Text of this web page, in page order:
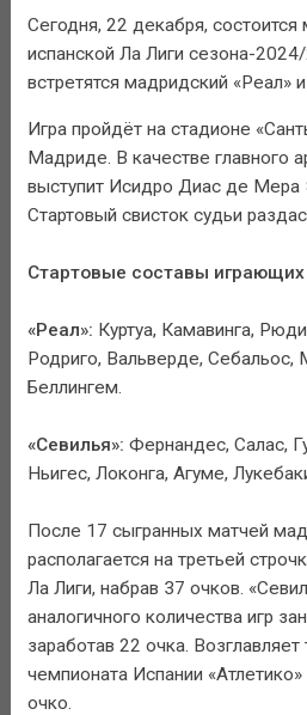
Сегодня, 22 декабря, состоится
испанской Ла Лиги сезона-
встретятся мадридский «Реал»
Игра пройдёт на стадионе
Мадриде. В качестве главного
выступит Исидро Диас де Мера
Стартовый свисток судьи
Стартовые составы
«Реал»: Куртуа, Камавинга,
Родриго, Вальверде, Себальос,
Беллингем.
«Севилья»: Фернандес, Салас,
Ньигес, Локонга, Агуме,
После 17 сыгранных матчей
располагается на третьей
Ла Лиги, набрав 37 очков.
аналогичного количества игр
заработав 22 очка. Возглавляет
чемпионата Испании
очко.